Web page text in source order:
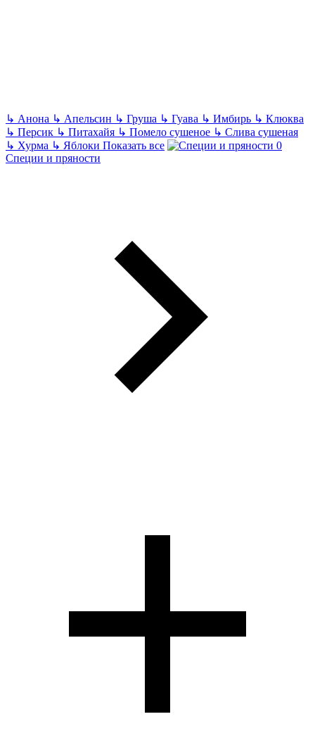
↳ Анона ↳ Апельсин ↳ Груша ↳ Гуава ↳ Имбирь ↳ Клюква
↳ Персик ↳ Питахайя ↳ Помело сушеное ↳ Слива сушеная
↳ Хурма ↳ Яблоки Показать все
Специи и пряности